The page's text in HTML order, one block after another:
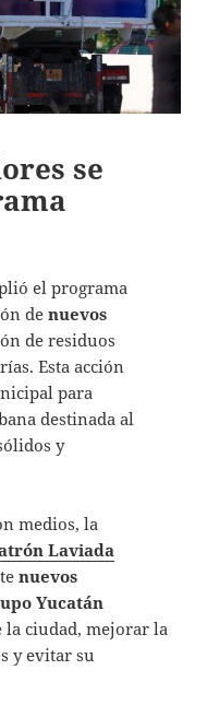
se
el programa
denuevos
de residuos
Esta acción
para
destinada al
y
medios, la
Laviada
nuevos
Yucatán
la ciudad, mejorar la
y evitar su